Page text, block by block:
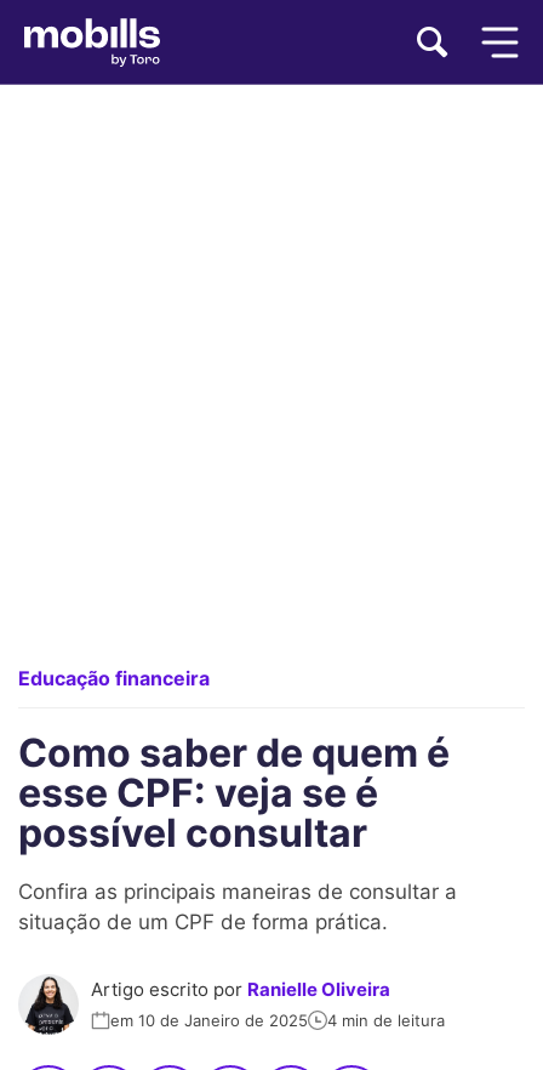
Educação financeira
Como saber de quem é
esse CPF: veja se é
possível consultar
Confira as principais maneiras de consultar a
situação de um CPF de forma prática.
Artigo escrito por Ranielle Oliveira
em 10 de Janeiro de 2025 4 min de leitura